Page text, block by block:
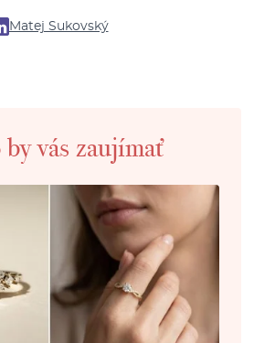
Matej Sukovský
vás zaujímať